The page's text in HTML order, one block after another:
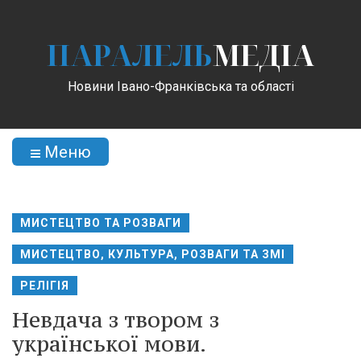
ПАРАЛЕЛЬМЕДІА
Новини Івано-Франківська та області
Меню
МИСТЕЦТВО ТА РОЗВАГИ
МИСТЕЦТВО, КУЛЬТУРА, РОЗВАГИ ТА ЗМІ
РЕЛІГІЯ
Невдача з твором з
української мови.